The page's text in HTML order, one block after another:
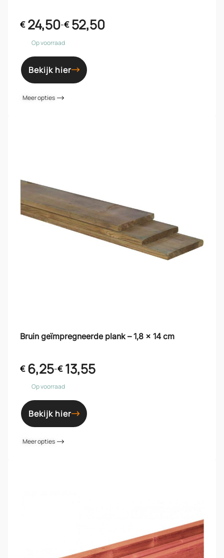
€24,50-€52,50
Op voorraad
Bekijk hier
Meer opties
Bruin geïmpregneerde plank – 1,8 x 14 cm
€6,25-€13,55
Op voorraad
Bekijk hier
Meer opties